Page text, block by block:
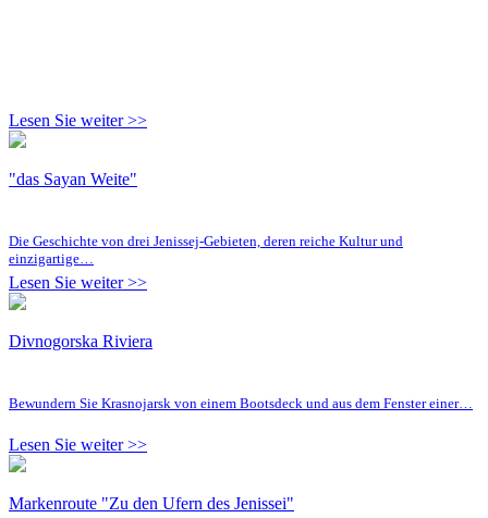
Lesen Sie weiter >>
"das Sayan Weite"
Die Geschichte von drei Jenissej-Gebieten, deren reiche Kultur und
einzigartige…
Lesen Sie weiter >>
Divnogorska Riviera
Bewundern Sie Krasnojarsk von einem Bootsdeck und aus dem Fenster einer…
Lesen Sie weiter >>
Markenroute "Zu den Ufern des Jenissei"